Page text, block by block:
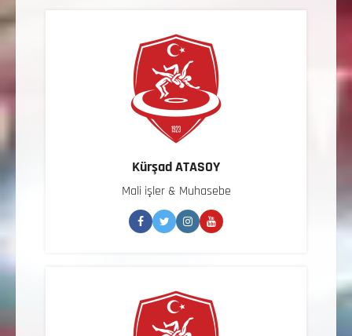
Kürşad ATASOY
Mali işler & Muhasebe